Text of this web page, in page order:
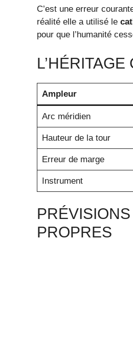
C’est une erreur
réalité elle a utilisé le
pour que l’humanité
Ampleur
Arc méridien
Hauteur de la tour
Erreur de marge
Instrument
PROPRES